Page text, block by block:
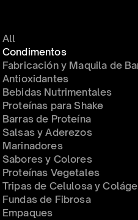
Materiales de Transferencia
All
Condimentos
Fabricación y Maquila de
Antioxidantes
Bebidas Nutrimentales
Proteínas para Shake
Barras de Proteína
Salsas y Aderezos
Marinadores
Sabores y Colores
Proteínas Vegetales
Tripas de Celulosa y
Fundas de Fibrosa
Empaques